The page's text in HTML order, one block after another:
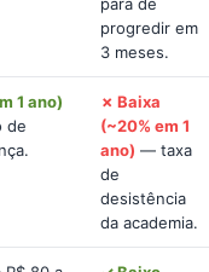
progredir em
3 meses.
1 ano)
de
✗ Baixa
(~20% em 1
ano) — taxa
de
desistência
da academia.